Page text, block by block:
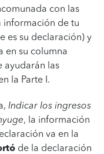
con las
información de tu
es su declaración) y
en su columna
ayudarán las
la Parte I.
Indicar los ingresos
, la información
va en la
de la declaración